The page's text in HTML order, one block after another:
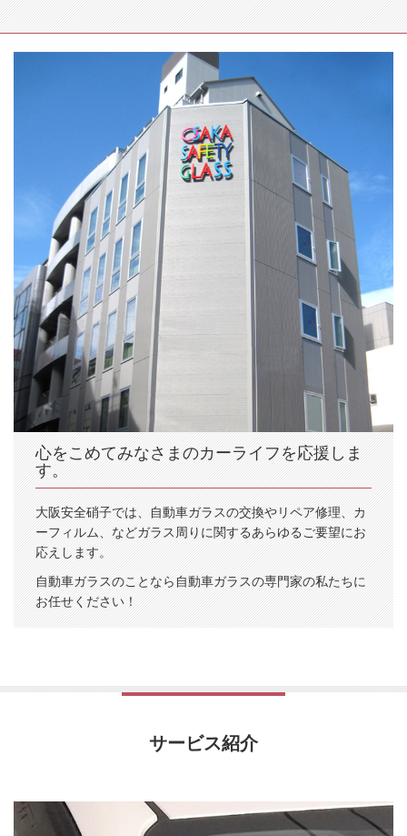
心をこめてみなさまのカーライフを応援しま
す。
大阪安全硝子では、自動車ガラスの交換やリペア修理、カ
ーフィルム、などガラス周りに関するあらゆるご要望にお
応えします。
自動車ガラスのことなら自動車ガラスの専門家の私たちに
お任せください！
サービス紹介